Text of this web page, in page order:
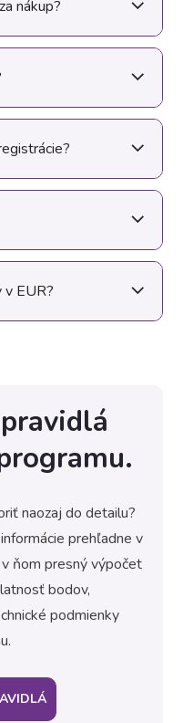
nákup?
EUR?
naozaj do detailu?
prehľadne v
ňom presný výpočet
bodov,
podmienky